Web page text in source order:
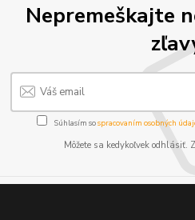
Nepremeškajte
Súhlasím sospracovaním osobných
Môžete sa kedykoľvek